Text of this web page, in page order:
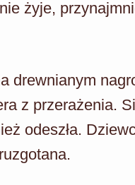
żyje,
drewnianym
z przerażenia.
odeszła.